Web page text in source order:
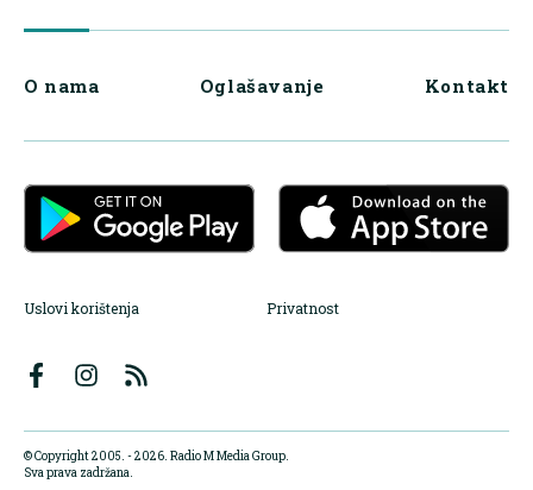
O nama Oglašavanje Kontakt
Uslovi korištenja Privatnost
© Copyright 2005. - 2026. Radio M Media Group.
Sva prava zadržana.